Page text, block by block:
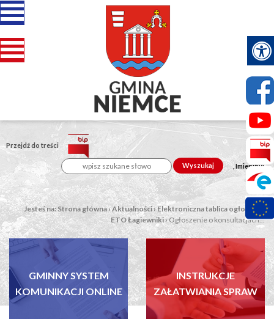
Przejdź do treści
, Imieniny:
Wyszukaj
Jesteś na:Strona główna ›Aktualności› Elektroniczna tablica ogłoszeń
ETO Łagiewniki› Ogłoszenie o konsultacjach...
GMINNY SYSTEM
KOMUNIKACJI ONLINE
INSTRUKCJE
ZAŁATWIANIA SPRAW